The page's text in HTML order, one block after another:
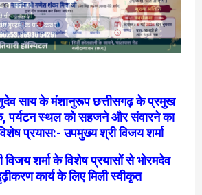
साय के मंशानुरूप छत्तीसगढ़ के प्रमुख
पर्यटन स्थल को सहजने और संवारने का
प्रयास:- उपमुख्य श्री विजय शर्मा
शर्मा के विशेष प्रयासों से भोरमदेव
कार्य के लिए मिली स्वीकृत